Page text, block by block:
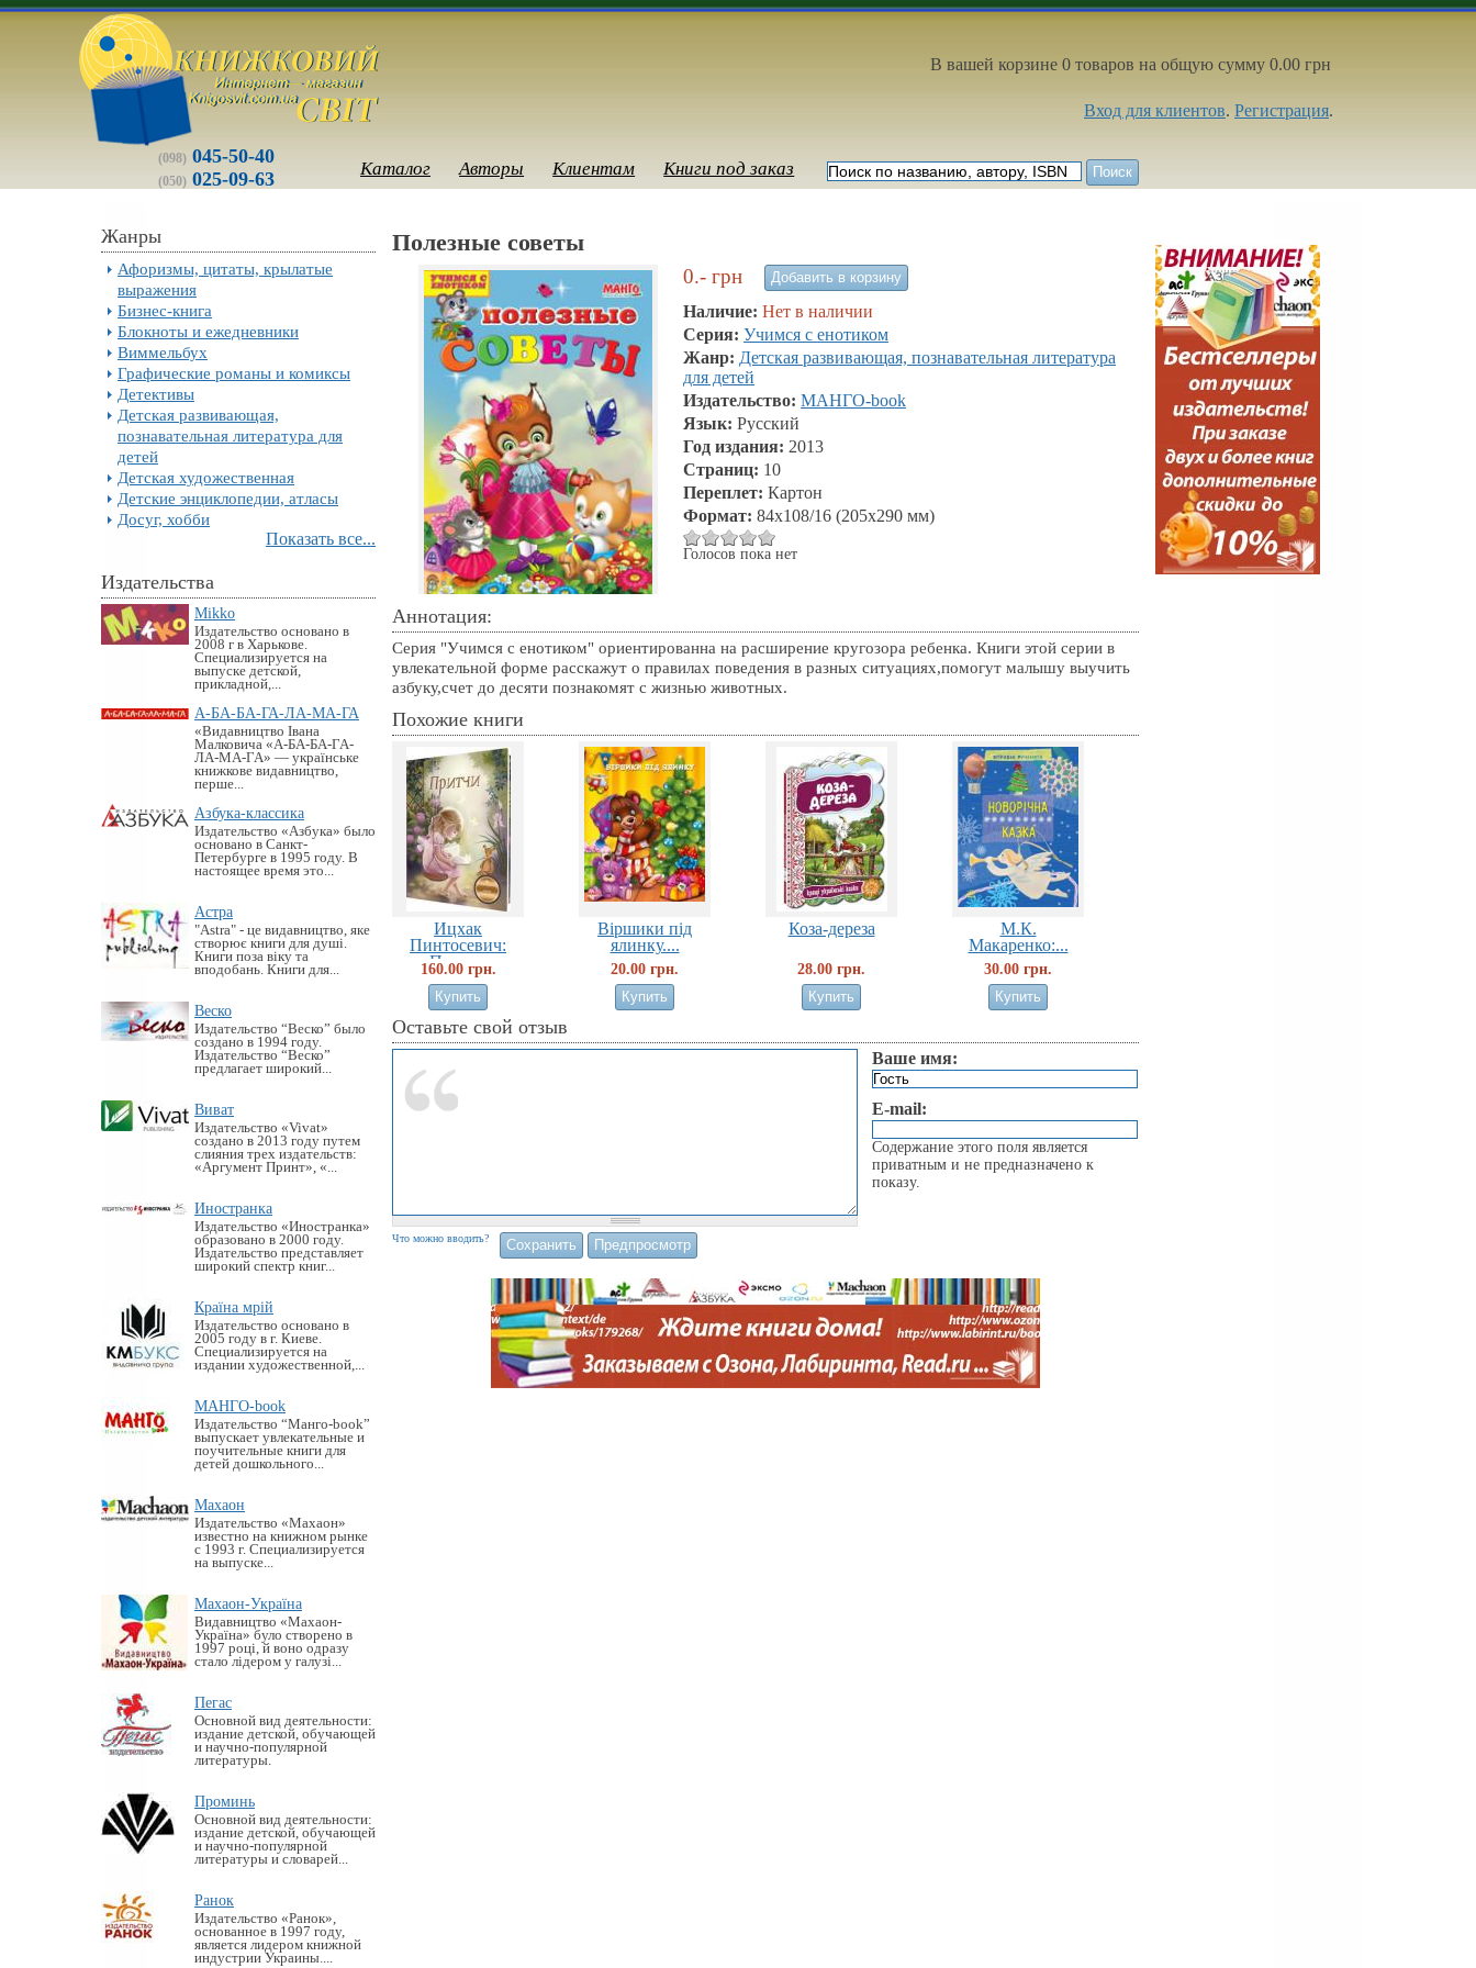
Вход для клиентов. Регистрация.
(098) 045-50-40
(050) 025-09-63
В вашей корзине 0 товаров на общую сумму 0.00 грн
Каталог Авторы Клиентам Книги под заказ
Жанры
Афоризмы, цитаты, крылатые
выражения
Бизнес-книга
Блокноты и ежедневники
Виммельбух
Графические романы и комиксы
Детективы
Детская развивающая,
познавательная литература для
детей
Детская художественная
Детские энциклопедии, атласы
Досуг, хобби
Показать все...
Издательства
Mikko
Издательство основано в
2008 г в Харькове.
Специализируется на
выпуске детской,
прикладной,...
А-БА-БА-ГА-ЛА-МА-ГА
«Видавництво Івана
Малковича «А-БА-БА-ГА-
ЛА-МА-ГА» — українське
книжкове видавництво,
перше...
Азбука-классика
Издательство «Азбука» было
основано в Санкт-
Петербурге в 1995 году. В
настоящее время это...
Астра
"Astra" - це видавництво, яке
створює книги для душі.
Книги поза віку та
вподобань. Книги для...
Веско
Издательство “Веско” было
создано в 1994 году.
Издательство “Веско”
предлагает широкий...
Виват
Издательство «Vivat»
создано в 2013 году путем
слияния трех издательств:
«Аргумент Принт», «...
Иностранка
Издательство «Иностранка»
образовано в 2000 году.
Издательство представляет
широкий спектр книг...
Країна мрій
Издательство основано в
2005 году в г. Киеве.
Специализируется на
издании художественной,...
МАНГО-book
Издательство “Манго-book”
выпускает увлекательные и
поучительные книги для
детей дошкольного...
Махаон
Издательство «Махаон»
известно на книжном рынке
с 1993 г. Специализируется
на выпуске...
Махаон-Україна
Видавництво «Махаон-
Україна» було створено в
1997 році, й воно одразу
стало лідером у галузі...
Пегас
Основной вид деятельности:
издание детской, обучающей
и научно-популярной
литературы.
Проминь
Основной вид деятельности:
издание детской, обучающей
и научно-популярной
литературы и словарей...
Ранок
Издательство «Ранок»,
основанное в 1997 году,
является лидером книжной
индустрии Украины....
Полезные советы
0.- грн
Наличие: Нет в наличии
Серия: Учимся с енотиком
Жанр: Детская развивающая, познавательная литература
для детей
Издательство: МАНГО-book
Язык: Русский
Год издания: 2013
Страниц: 10
Переплет: Картон
Формат: 84x108/16 (205х290 мм)
Голосов пока нет
Аннотация:
Серия "Учимся с енотиком" ориентированна на расширение кругозора ребенка. Книги этой серии в
увлекательной форме расскажут о правилах поведения в разных ситуациях,помогут малышу выучить
азбуку,счет до десяти познакомят с жизнью животных.
Похожие книги
Ицхак
Пинтосевич:
Притчи
160.00 грн.
Вiршики пiд
ялинку....
20.00 грн.
Коза-дереза
28.00 грн.
М.К.
Макаренко:...
30.00 грн.
Оставьте свой отзыв
Ваше имя:
E-mail:
Содержание этого поля является
приватным и не предназначено к
показу.
Что можно вводить?